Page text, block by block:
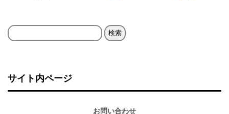
検
サイト内ページ
お問い合わせ